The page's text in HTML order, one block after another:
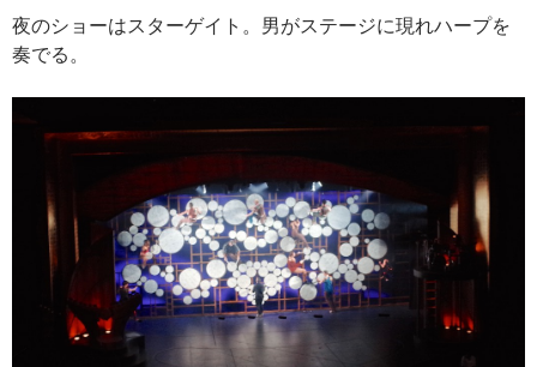
夜のショーはスターゲイト。男がステージに現れハープを
奏でる。